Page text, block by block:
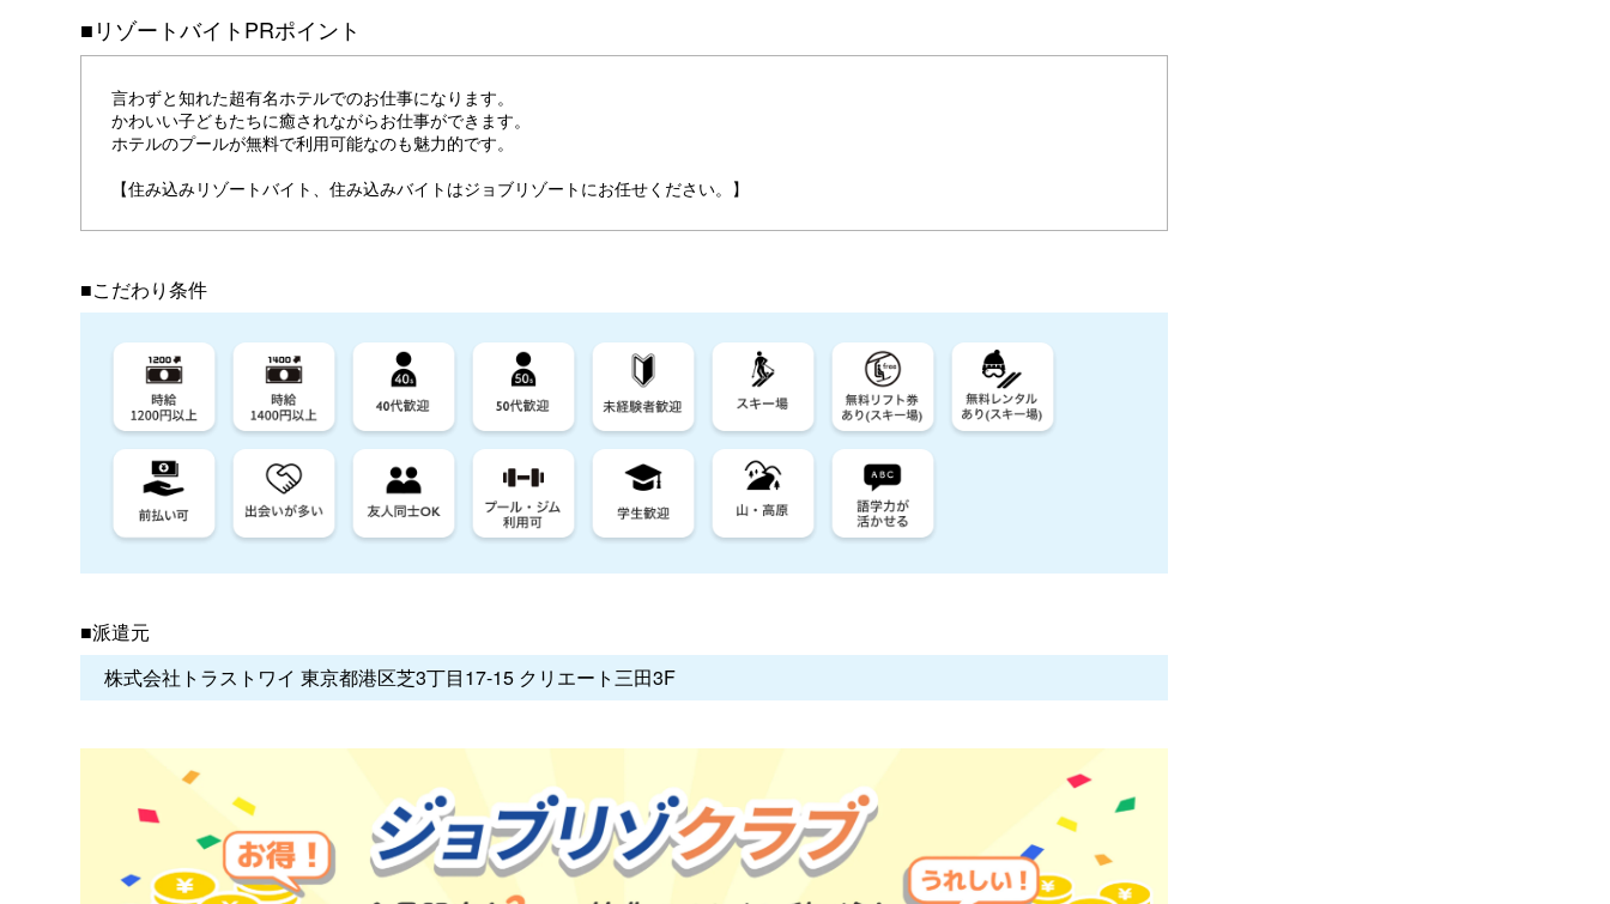
■リゾートバイトPRポイント
言わずと知れた超有名ホテルでのお仕事になります。
かわいい子どもたちに癒されながらお仕事ができます。
ホテルのプールが無料で利用可能なのも魅力的です。
【住み込みリゾートバイト、住み込みバイトはジョブリゾートにお任せください。】
■こだわり条件
■派遣元
株式会社トラストワイ 東京都港区芝3丁目17-15 クリエート三田3F